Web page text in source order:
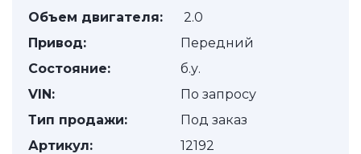
Объем двигателя:
2.0
Привод:
Передний
Состояние:
б.у.
VIN:
По запросу
Тип продажи:
Под заказ
Артикул:
12192